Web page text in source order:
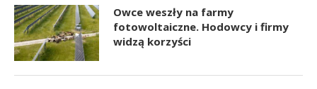
Owce weszły na farmy
fotowoltaiczne. Hodowcy i firmy
widzą korzyści